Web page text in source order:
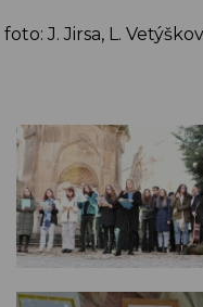
foto: J. Jirsa, L.